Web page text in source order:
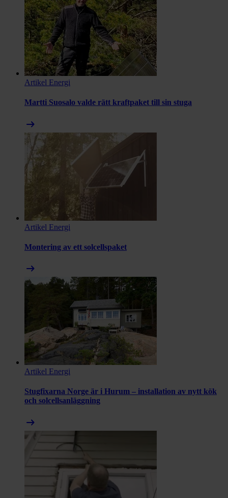
Artikel Energi
Martti Suosalo valde rätt kraftpaket till sin stuga
arrow_right_alt
Artikel Energi
Montering av ett solcellspaket
arrow_right_alt
Artikel Energi
Stugfixarna Norge är i Hurum – installation av nytt kök
och solcellsanläggning
arrow_right_alt